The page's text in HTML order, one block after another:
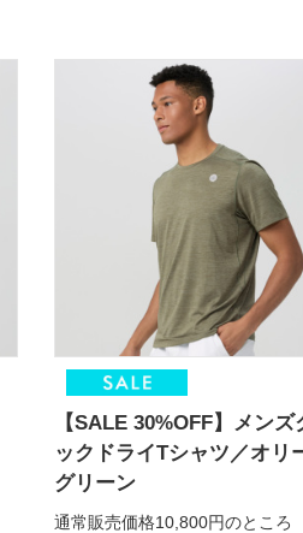
【SALE 30%OFF】メンズ
ックドライTシャツ／オリ
グリーン
通常販売価格10,800円のところ